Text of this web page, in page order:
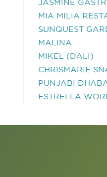
JASMINE
MIA MILIA
SUNQUEST
MALINA
MIKEL (DALI)
CHRISMARIE
PUNJABI
ESTRELLA